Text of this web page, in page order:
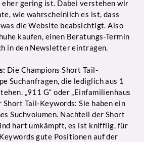
gering ist. Dabei verstehen wir
wie wahrscheinlich es ist, dass
die Website beabsichtigt. Also
kaufen, einen Beratungs-Termin
in den Newsletter eintragen.
Die Champions Short Tail-
Suchanfragen, die lediglich aus 1
„911 G“ oder „Einfamilienhaus
Short Tail-Keywords: Sie haben ein
Suchvolumen. Nachteil der Short
hart umkämpft, es ist knifflig, für
gute Positionen auf der